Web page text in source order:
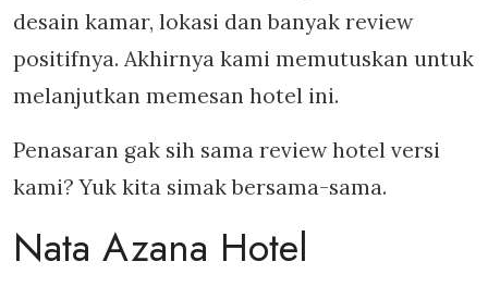
desain kamar, lokasi dan banyak review
positifnya. Akhirnya kami memutuskan untuk
melanjutkan memesan hotel ini.
Penasaran gak sih sama review hotel versi
kami? Yuk kita simak bersama-sama.
Nata Azana Hotel